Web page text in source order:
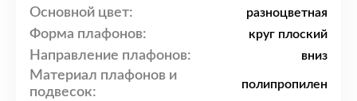
Основной цвет: разноцветная
Форма плафонов: круг плоский
Направление плафонов: вниз
Материал плафонов и
подвесок:
полипропилен